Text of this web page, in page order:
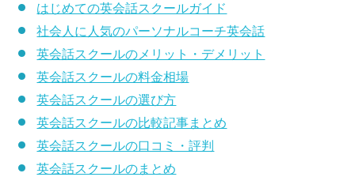
はじめての英会話スクールガイド
社会人に人気のパーソナルコーチ英会話
英会話スクールのメリット・デメリット
英会話スクールの料金相場
英会話スクールの選び方
英会話スクールの比較記事まとめ
英会話スクールの口コミ・評判
英会話スクールのまとめ